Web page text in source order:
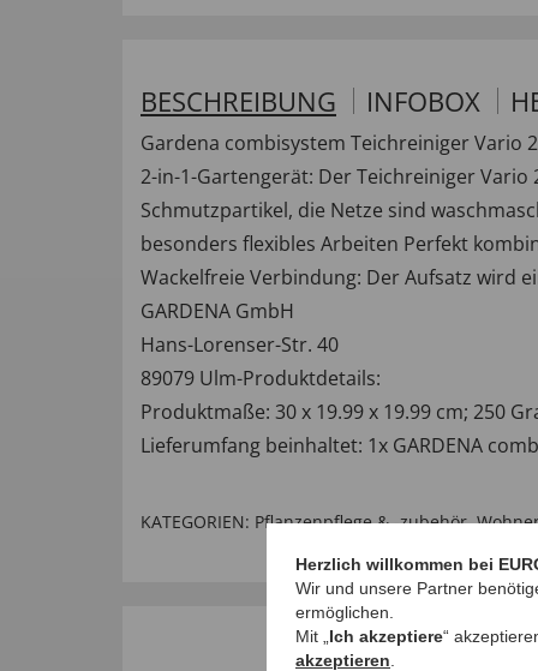
BESCHREIBUNG INFOBOX
Gardena combisystem Teichreiniger Vario
2-in-1-Gartengerät: Der Teichreiniger
Schmutzpartikel, die Netze sind
besonders flexibles Arbeiten Perfekt
Wackelfreie Verbindung: Der Aufsatz wird
GARDENA GmbH
Hans-Lorenser-Str. 40
89079 Ulm-Produktdetails:
Produktmaße: 30 x 19.99 x 19.99 cm; 250
Lieferumfang beinhaltet: 1x GARDENA
KATEGORIEN: Pflanzenpflege & -zubehör,
Herzlich willkommen bei
Wir und unsere Partner
ermöglichen.
Mit „ Ich akzeptiere“
akzeptieren